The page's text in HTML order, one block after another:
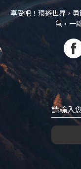
享受吧！環遊世界，
氣，一